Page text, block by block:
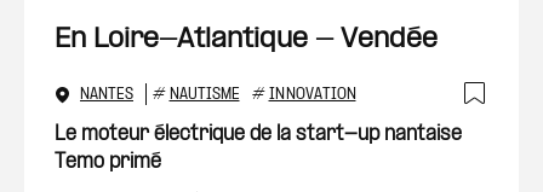
En Loire-Atlantique - Vendée
NANTES # NAUTISME # INNOVATION
Le moteur électrique de la start-up nantaise
Temo primé